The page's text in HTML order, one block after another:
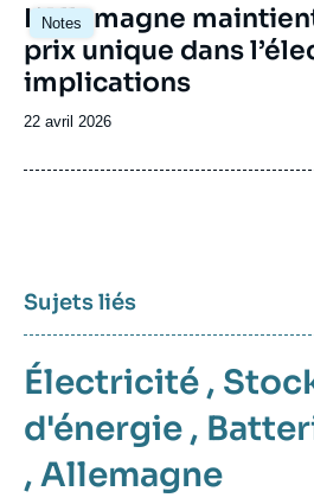
Notes
Image
principale
L’Allemagne
prix unique dans
implications
Date
publication
22 avril 2026
Sujets liés
Électricité ,
d'énergie ,
, Allemagne